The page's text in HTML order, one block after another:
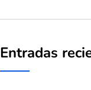
Entradas